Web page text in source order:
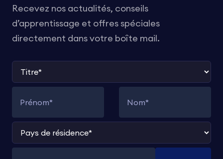
Recevez nos actualités, conseils
d’apprentissage et offres spéciales
directement dans votre boîte mail.
Titre
Pays de résidence